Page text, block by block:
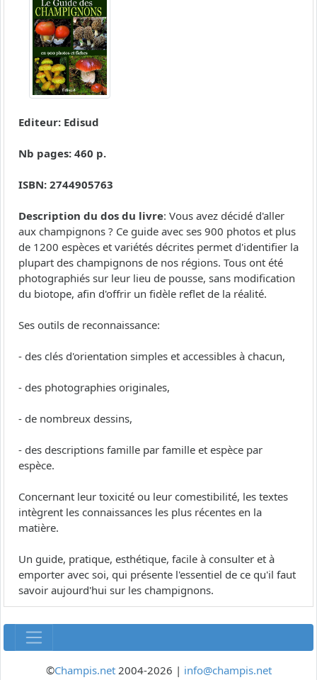
Editeur: Edisud
Nb pages: 460 p.
ISBN: 2744905763
Description du dos du livre: Vous avez décidé d'aller
aux champignons ? Ce guide avec ses 900 photos et plus
de 1200 espèces et variétés décrites permet d'identifier la
plupart des champignons de nos régions. Tous ont été
photographiés sur leur lieu de pousse, sans modification
du biotope, afin d'offrir un fidèle reflet de la réalité.
Ses outils de reconnaissance:
- des clés d'orientation simples et accessibles à chacun,
- des photographies originales,
- de nombreux dessins,
- des descriptions famille par famille et espèce par
espèce.
Concernant leur toxicité ou leur comestibilité, les textes
intègrent les connaissances les plus récentes en la
matière.
Un guide, pratique, esthétique, facile à consulter et à
emporter avec soi, qui présente l'essentiel de ce qu'il faut
savoir aujourd'hui sur les champignons.
©Champis.net2004-2026 | info@champis.net